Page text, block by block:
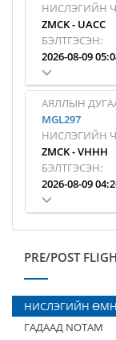
НИСЛЭГИЙН
ZMCK- UACC
БЭЛТГЭСЭН:
2026-08-09
АЯЛЛЫН
MGL297
НИСЛЭГИЙН
ZMCK-VHHH
БЭЛТГЭСЭН:
2026-08-09
PRE/POST
НИСЛЭГИЙН
ГАДААД NOTAM